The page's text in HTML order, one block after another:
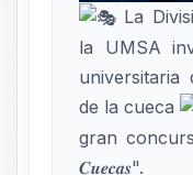
La
la UMSA
universitaria
de la cueca
gran
𝑪𝒖𝒆𝒄𝒂𝒔".